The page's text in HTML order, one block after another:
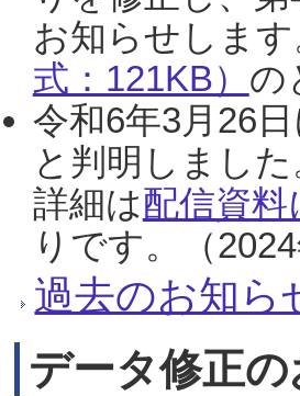
お知らせしま
式：121KB） の
令和6年3月26
と判明しまし
詳細は配信資
りです。（2024
過去のお知ら
データ修正